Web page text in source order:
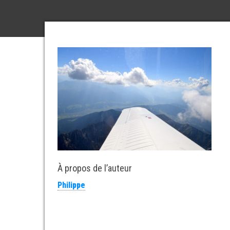
À propos de l’auteur
Philippe